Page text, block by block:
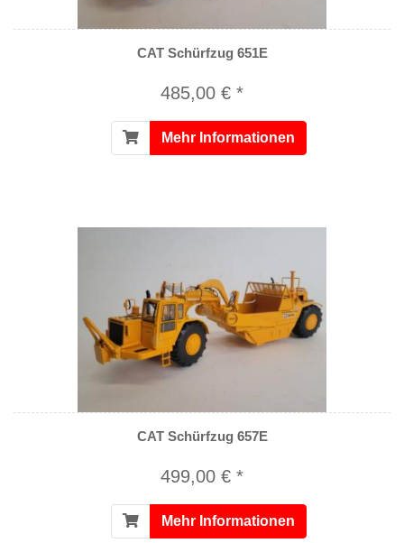
CAT Schürfzug 651E
485,00 € *
Mehr Informationen
CAT Schürfzug 657E
499,00 € *
Mehr Informationen